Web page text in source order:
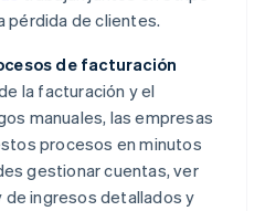
pérdida de clientes.
de facturación
la facturación y el
manuales, las empresas
procesos en minutos
gestionar cuentas, ver
ingresos detallados y